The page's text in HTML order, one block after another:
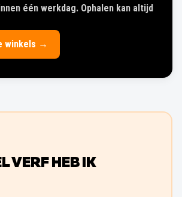
één werkdag. Ophalen kan altijd
winkels →
VERF HEB IK